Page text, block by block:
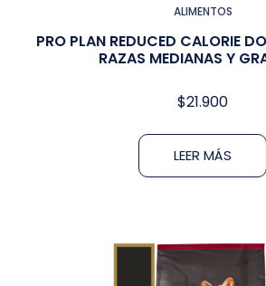
ALIMENTOS
PRO PLAN REDUCED CALORIE
RAZAS MEDIANAS Y
$21.900
LEER MÁS